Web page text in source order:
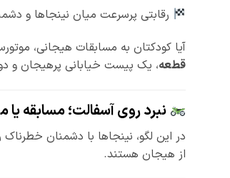
رقابتی پرسرعت میان نینجاها و
آیا کودکتان به مسابقات هیجانی،
قطعه، یک پیست خیابانی پرهیجان و
نبرد روی آسفالت؛ مسابقه یا
در این لگو، نینجاها با دشمنان
از هیجان هستند.